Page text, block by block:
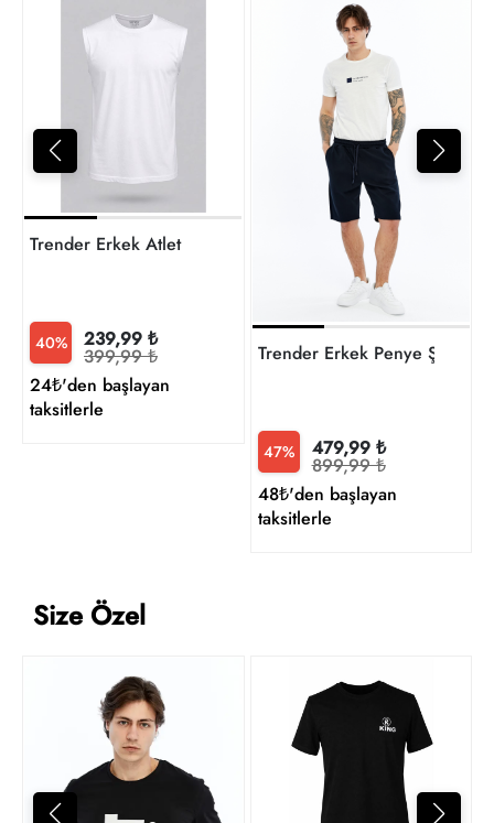
Trender Erkek Atlet
40% 239,99 ₺
399,99 ₺
24₺'den başlayan
taksitlerle
Trender Erkek Penye Şort
47% 479,99 ₺
899,99 ₺
48₺'den başlayan
taksitlerle
Size Özel